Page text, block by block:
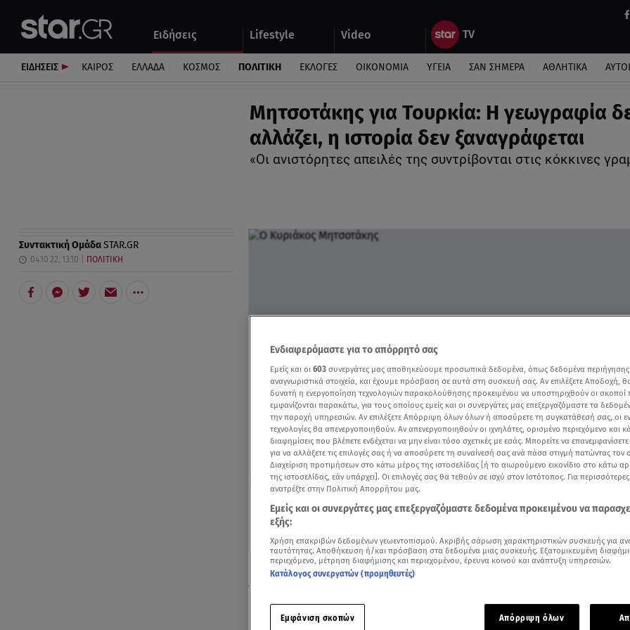
Ειδήσεις Lifestyle Video
Αυτοκίνητο
ΕΙΔΗΣΕΙΣ ΚΑΙΡΟΣ ΕΛΛΑΔΑ ΚΟΣΜΟΣ ΠΟΛΙΤΙΚΗ ΕΚΛΟΓΕΣ ΟΙΚΟΝΟΜΙΑ ΥΓΕΙΑ ΣΑΝ ΣΗΜΕΡΑ ΑΘΛΗΤΙΚΑ
Μητσοτάκης για Τουρκία: Η γεωγραφία
αλλάζει, η ιστορία δεν ξαναγράφεται
«Οι ανιστόρητες απειλές της συντρίβονται στις κόκκινες
Συντακτική ΟμάδαSTAR.GR
04.10.22, 13:10 ΠΟΛΙΤΙΚΗ
Δείτε περισσότερα άρθρα μας στα αποτελέσματα αναζήτησης
Ηχηρό μήνυμα στην Τουρκία έστειλε ο πρωθυπουργός Κυριάκος
την ομιλία του στην Κοινοβουλευτική Ομάδα της
«Οι ανιστόρητες ορέξεις και απειλές της Τουρκίαςσυντρίβονται στις
Ενδιαφερόμαστε για το απόρρητό σας
Εμείς και οι 603 συνεργάτες μας αποθηκεύουμε προσωπικά δεδομένα, όπως δεδομένα
αναγνωριστικά στοιχεία, και έχουμε πρόσβαση σε αυτά στη συσκευή σας. Αν επιλέξετε Αποδοχή,
δυνατή η ενεργοποίηση τεχνολογιών παρακολούθησης προκειμένου να υποστηριχθούν οι σκοποί
εμφανίζονται παρακάτω, για τους οποίους εμείς και οι συνεργάτες μας επεξεργαζόμαστε τα
την παροχή υπηρεσιών. Αν επιλέξετε Απόρριψη όλων όλων ή αποσύρετε τη συγκατάθεσή σας, οι
τεχνολογίες θα απενεργοποιηθούν. Αν απενεργοποιηθούν οι ιχνηλάτες, ορισμένο περιεχόμενο και
διαφημίσεις που βλέπετε ενδέχεται να μην είναι τόσο σχετικές με εσάς. Μπορείτε να
για να αλλάξετε τις επιλογές σας ή να αποσύρετε τη συναίνεσή σας ανά πάσα στιγμή πατώντας τον
Διαχείριση προτιμήσεων στο κάτω μέρος της ιστοσελίδας [ή το αιωρούμενο εικονίδιο στο κάτω
της ιστοσελίδας, εάν υπάρχει]. Οι επιλογές σας θα τεθούν σε ισχύ στον Ιστότοπος. Για
ανατρέξτε στην Πολιτική Απορρήτου μας.
Εμείς και οι συνεργάτες μας επεξεργαζόμαστε δεδομένα προκειμένου να
εξής:
Χρήση επακριβών δεδομένων γεωεντοπισμού. Ακριβής σάρωση χαρακτηριστικών συσκευής για
ταυτότητας. Αποθήκευση ή/και πρόσβαση στα δεδομένα μιας συσκευής. Εξατομικευμένη
περιεχόμενο, μέτρηση διαφήμισης και περιεχομένου, έρευνα κοινού και ανάπτυξη υπηρεσιών.
Κατάλογος συνεργατών (προμηθευτές)
Εμφάνιση σκοπών Απόρριψη όλων